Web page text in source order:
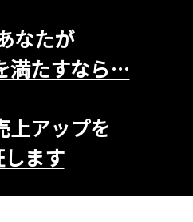
なたが
満たすなら…
上アップを
ます